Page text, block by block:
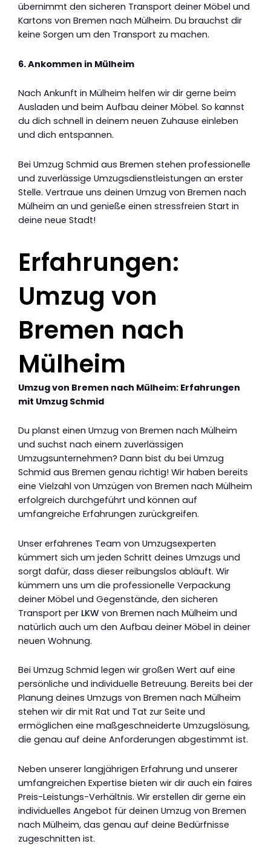
übernimmt den sicheren Transport deiner Möbel und
Kartons von Bremen nach Mülheim. Du brauchst dir
keine Sorgen um den Transport zu machen.
6. Ankommen in Mülheim
Nach Ankunft in Mülheim helfen wir dir gerne beim
Ausladen und beim Aufbau deiner Möbel. So kannst
du dich schnell in deinem neuen Zuhause einleben
und dich entspannen.
Bei Umzug Schmid aus Bremen stehen professionelle
und zuverlässige Umzugsdienstleistungen an erster
Stelle. Vertraue uns deinen Umzug von Bremen nach
Mülheim an und genieße einen stressfreien Start in
deine neue Stadt!
Erfahrungen:
Umzug von
Bremen nach
Mülheim
Umzug von Bremen nach Mülheim: Erfahrungen
mit Umzug Schmid
Du planst einen Umzug von Bremen nach Mülheim
und suchst nach einem zuverlässigen
Umzugsunternehmen? Dann bist du bei Umzug
Schmid aus Bremen genau richtig! Wir haben bereits
eine Vielzahl von Umzügen von Bremen nach Mülheim
erfolgreich durchgeführt und können auf
umfangreiche Erfahrungen zurückgreifen.
Unser erfahrenes Team von Umzugsexperten
kümmert sich um jeden Schritt deines Umzugs und
sorgt dafür, dass dieser reibungslos abläuft. Wir
kümmern uns um die professionelle Verpackung
deiner Möbel und Gegenstände, den sicheren
Transport per LKW von Bremen nach Mülheim und
natürlich auch um den Aufbau deiner Möbel in deiner
neuen Wohnung.
Bei Umzug Schmid legen wir großen Wert auf eine
persönliche und individuelle Betreuung. Bereits bei der
Planung deines Umzugs von Bremen nach Mülheim
stehen wir dir mit Rat und Tat zur Seite und
ermöglichen eine maßgeschneiderte Umzugslösung,
die genau auf deine Anforderungen abgestimmt ist.
Neben unserer langjährigen Erfahrung und unserer
umfangreichen Expertise bieten wir dir auch ein faires
Preis-Leistungs-Verhältnis. Wir erstellen dir gerne ein
individuelles Angebot für deinen Umzug von Bremen
nach Mülheim, das genau auf deine Bedürfnisse
zugeschnitten ist.